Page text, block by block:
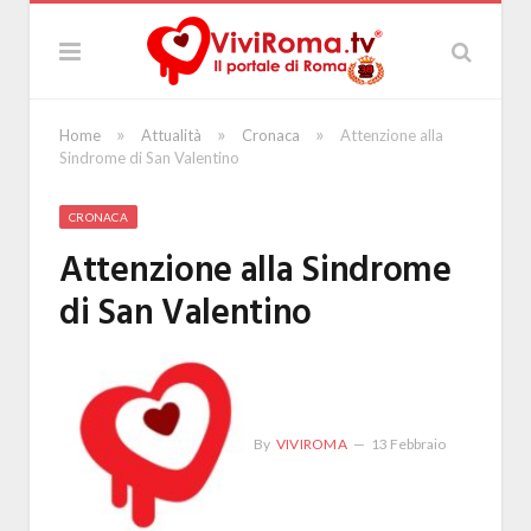
Home » Attualità » Cronaca »
Attenzione alla
Sindrome di San Valentino
CRONACA
Attenzione alla Sindrome
di San Valentino
By VIVIROMA 13 Febbraio